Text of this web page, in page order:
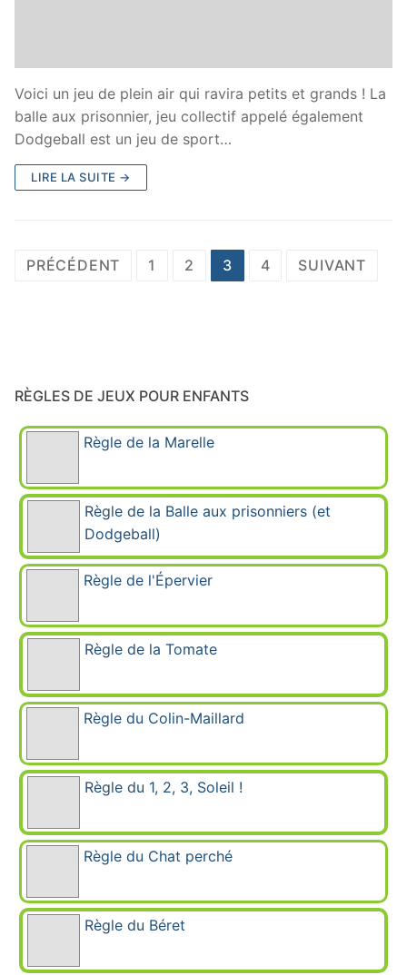
Voici un jeu de plein air qui ravira petits et grands ! La
balle aux prisonnier, jeu collectif appelé également
Dodgeball est un jeu de sport…
LIRE LA SUITE →
Navigation
PRÉCÉDENT 1 2 3 4 SUIVANT
RÈGLES DE JEUX POUR ENFANTS
Règle de la Marelle
Règle de la Balle aux prisonniers (et
Dodgeball)
Règle de l'Épervier
Règle de la Tomate
Règle du Colin-Maillard
Règle du 1, 2, 3, Soleil !
Règle du Chat perché
Règle du Béret